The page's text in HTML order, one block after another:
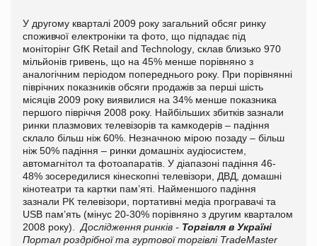
У другому кварталі 2009 року загальний обсяг ринку
споживчої електроніки та фото, що підпадає під
моніторінг GfK Retail and Technology , склав близько 970
мільйонів гривень, що на 45% менше порівняно з
аналогічним періодом попереднього року. При порівнянні
піврічних показників обсяги продажів за перші шість
місяців 2009 року виявилися на 34% менше показника
першого півріччя 2008 року. Найбільших збитків зазнали
ринки плазмових телевізорів та камкодерів – падіння
склало більш ніж 60%. Незначною мірою позаду – більш
ніж 50% падіння – ринки домашніх аудіосистем,
автомагнітол та фотоапаратів. У діапазоні падіння 46-
48% зосередилися кінескопні телевізори, ДВД, домашні
кінотеатри та картки пам’яті. Найменшого падіння
зазнали РК телевізори, портативні медіа програвачі та
USB пам’ять (мінус 20-30% порівняно з другим кварталом
2008 року). Дослідження ринків - Торгівля в Україні
Портал роздрібної та гуртової торгівлі TradeMaster